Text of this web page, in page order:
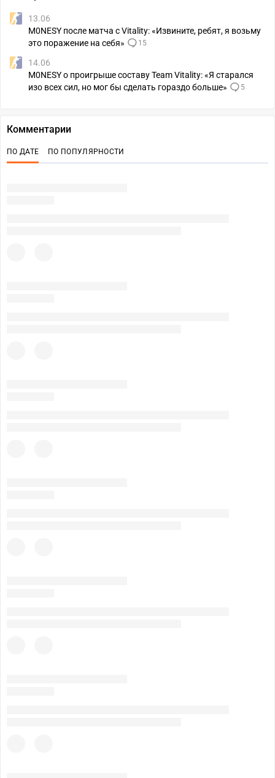
13.06
M0NESY после матча с Vitality: «Извините, ребят, я возьму
это поражение на себя»
15
14.06
M0NESY о проигрыше составу Team Vitality: «Я старался
изо всех сил, но мог бы сделать гораздо больше»
5
Комментарии
ПО ДАТЕ ПО ПОПУЛЯРНОСТИ